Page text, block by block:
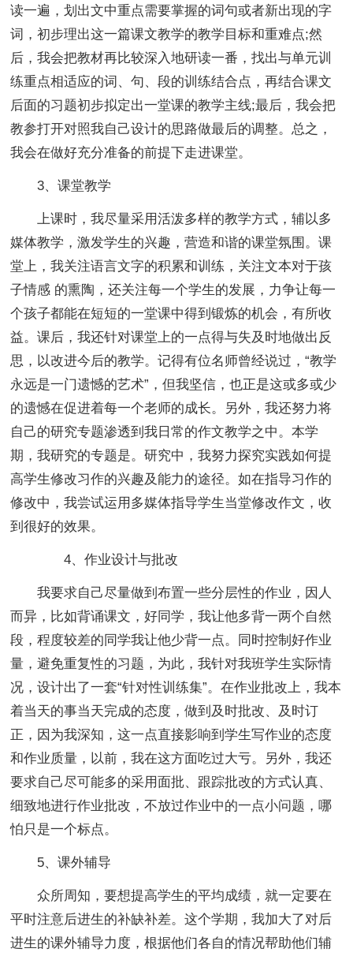
读一遍，划出文中重点需要掌握的词句或者新出现的字
词，初步理出这一篇课文教学的教学目标和重难点;然
后，我会把教材再比较深入地研读一番，找出与单元训
练重点相适应的词、句、段的训练结合点，再结合课文
后面的习题初步拟定出一堂课的教学主线;最后，我会把
教参打开对照我自己设计的思路做最后的调整。总之，
我会在做好充分准备的前提下走进课堂。
3、课堂教学
上课时，我尽量采用活泼多样的教学方式，辅以多
媒体教学，激发学生的兴趣，营造和谐的课堂氛围。课
堂上，我关注语言文字的积累和训练，关注文本对于孩
子情感 的熏陶，还关注每一个学生的发展，力争让每一
个孩子都能在短短的一堂课中得到锻炼的机会，有所收
益。课后，我还针对课堂上的一点得与失及时地做出反
思，以改进今后的教学。记得有位名师曾经说过，“教学
永远是一门遗憾的艺术”，但我坚信，也正是这或多或少
的遗憾在促进着每一个老师的成长。另外，我还努力将
自己的研究专题渗透到我日常的作文教学之中。本学
期，我研究的专题是。研究中，我努力探究实践如何提
高学生修改习作的兴趣及能力的途径。如在指导习作的
修改中，我尝试运用多媒体指导学生当堂修改作文，收
到很好的效果。
4、作业设计与批改
我要求自己尽量做到布置一些分层性的作业，因人
而异，比如背诵课文，好同学，我让他多背一两个自然
段，程度较差的同学我让他少背一点。同时控制好作业
量，避免重复性的习题，为此，我针对我班学生实际情
况，设计出了一套“针对性训练集”。在作业批改上，我本
着当天的事当天完成的态度，做到及时批改、及时订
正，因为我深知，这一点直接影响到学生写作业的态度
和作业质量，以前，我在这方面吃过大亏。另外，我还
要求自己尽可能多的采用面批、跟踪批改的方式认真、
细致地进行作业批改，不放过作业中的一点小问题，哪
怕只是一个标点。
5、课外辅导
众所周知，要想提高学生的平均成绩，就一定要在
平时注意后进生的补缺补差。这个学期，我加大了对后
进生的课外辅导力度，根据他们各自的情况帮助他们辅